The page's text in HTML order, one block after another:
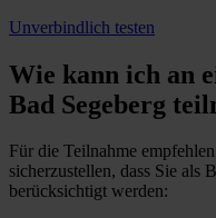
Unverbindlich testen
Wie kann ich an
Bad Segeberg
Für die Teilnahme
sicherzustellen, dass Sie als
berücksichtigt werden: